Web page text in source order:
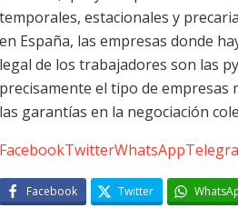
temporales, estacionales y
en España, las empresas donde
legal de los trabajadores son las
precisamente el tipo de empresas
las garantías en la negociación
FacebookTwitterWhatsApp
Facebook Twitter